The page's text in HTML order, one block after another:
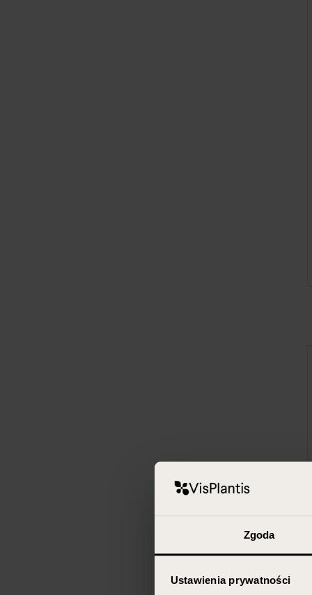
Zgoda
Ustawienia prywatności